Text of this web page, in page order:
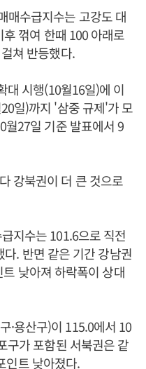
매수급지수는 고강도 대
꺾여 한때 100 아래로
쳐 반등했다.
대 시행(10월16일)에 이
일)까지 '삼중 규제'가 모
월27일 기준 발표에서 9
강북권이 더 큰 것으로
지수는 101.6으로 직전
. 반면 같은 기간 강남권
낮아져 하락폭이 상대
·용산구)이 115.0에서 10
구가 포함된 서북권은 같
인트 낮아졌다.